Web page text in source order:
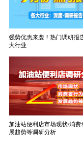
强势优惠来袭！热门调研报
大行业
加油站便利店市场现状/消费
展趋势等调研分析